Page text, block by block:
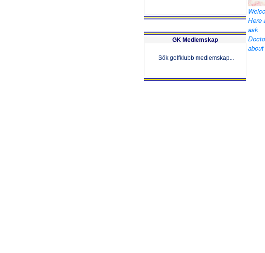
GK Medlemskap
Sök golfklubb medlemskap...
Here
ask